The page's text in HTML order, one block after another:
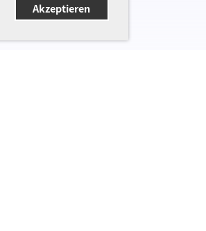
Akzeptieren